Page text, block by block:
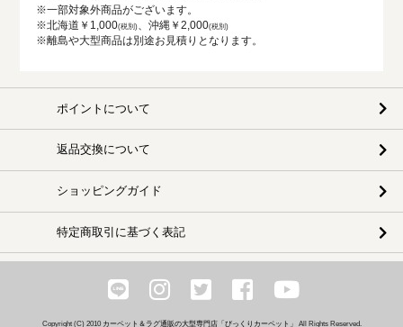
※一部対象外商品がございます。
※北海道￥1,000
、沖縄￥2,000
※離島や大型商品は別途お見積りとなります。
ポイントについて
返品交換について
ショッピングガイド
特定商取引に基づく表記
Copyright (C) 2010 カーペット＆ラグ通販の大型専門店「びっくりカーペット」 All Rights Reserved.